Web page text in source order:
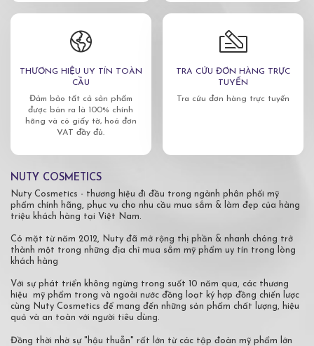
THƯƠNG HIỆU UY TÍN TOÀN
CẦU
Đảm bảo tất cả sản phẩm
được bán ra là 100% chính
hãng và có giấy tờ, hoá đơn
VAT đầy đủ.
TRA CỨU ĐƠN HÀNG TRỰC
TUYẾN
Tra cứu đơn hàng trực tuyến
NUTY COSMETICS
Nuty Cosmetics - thương hiệu đi đầu trong ngành phân phối mỹ
phẩm chính hãng, phục vụ cho nhu cầu mua sắm & làm đẹp của hàng
triệu khách hàng tại Việt Nam.
Có mặt từ năm 2012, Nuty đã mở rộng thị phần & nhanh chóng trở
thành một trong những địa chỉ mua sắm mỹ phẩm uy tín trong lòng
khách hàng
Với sự phát triển không ngừng trong suốt 10 năm qua, các thương
hiệu mỹ phẩm trong và ngoài nước đồng loạt ký hợp đồng chiến lược
cùng Nuty Cosmetics để mang đến những sản phẩm chất lượng, hiệu
quả và an toàn với người tiêu dùng.
Đồng thời nhờ sự "hậu thuẫn" rất lớn từ các tập đoàn mỹ phẩm lớn